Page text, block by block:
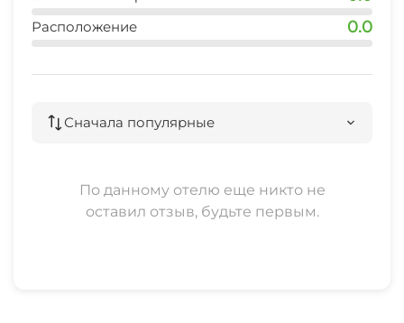
Семейные номера
Расположение 0.0
Сначала популярные
По данному отелю еще никто не
оставил отзыв, будьте первым.